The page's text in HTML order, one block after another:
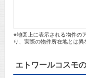
※地図上に表示される物件の
り、実際の物件所在地とは異
エトワールコスモ